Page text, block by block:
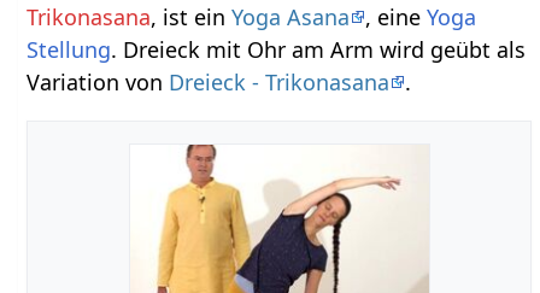
Trikonasana, ist einYoga Asana , eineYoga
Stellung. Dreieck mit Ohr am Arm wird geübt als
Variation von Dreieck - Trikonasana .